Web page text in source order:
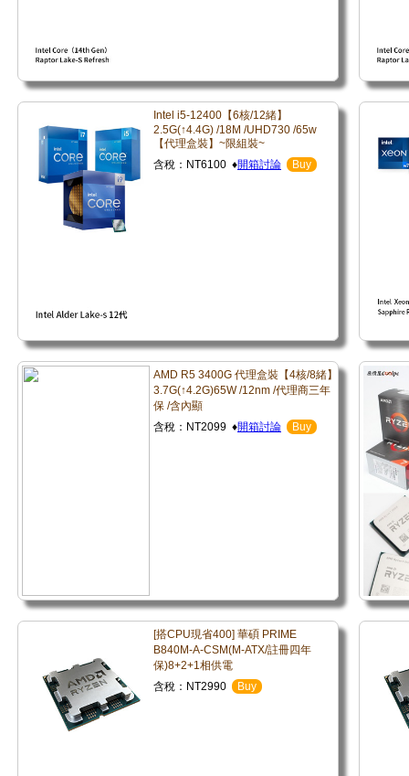
Intel i5-12400【6核/12緒】
2.5G(↑4.4G) /18M /UHD730 /65w
【代理盒裝】~限組裝~
含稅：NT6100 ♦開箱討論 Buy
AMD R5 3400G 代理盒裝【4核/8緒】
3.7G(↑4.2G)65W /12nm /代理商三年
保 /含內顯
含稅：NT2099 ♦開箱討論 Buy
[搭CPU現省400] 華碩 PRIME
B840M-A-CSM(M-ATX/註冊四年
保)8+2+1相供電
含稅：NT2990
Buy